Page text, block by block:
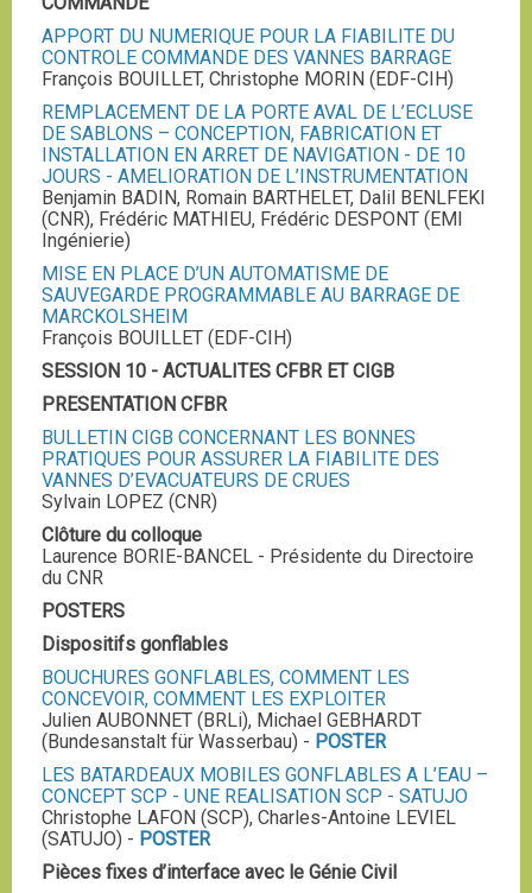
APPORT DU NUMERIQUE POUR LA FIABILITE DU
CONTROLE COMMANDE DES VANNES BARRAGE
François BOUILLET, Christophe MORIN (EDF-CIH)
REMPLACEMENT DE LA PORTE AVAL DE L’ECLUSE
DE SABLONS – CONCEPTION, FABRICATION ET
INSTALLATION EN ARRET DE NAVIGATION - DE 10
JOURS - AMELIORATION DE L’INSTRUMENTATION
Benjamin BADIN, Romain BARTHELET, Dalil BENLFEKI
(CNR), Frédéric MATHIEU, Frédéric DESPONT (EMI
Ingénierie)
MISE EN PLACE D’UN AUTOMATISME DE
SAUVEGARDE PROGRAMMABLE AU BARRAGE DE
MARCKOLSHEIM
François BOUILLET (EDF-CIH)
SESSION 10 - ACTUALITES CFBR ET CIGB
PRESENTATION CFBR
BULLETIN CIGB CONCERNANT LES BONNES
PRATIQUES POUR ASSURER LA FIABILITE DES
VANNES D’EVACUATEURS DE CRUES
Sylvain LOPEZ (CNR)
Clôture du colloque
Laurence BORIE-BANCEL - Présidente du Directoire
du CNR
POSTERS
Dispositifs gonflables
BOUCHURES GONFLABLES, COMMENT LES
CONCEVOIR, COMMENT LES EXPLOITER
Julien AUBONNET (BRLi), Michael GEBHARDT
(Bundesanstalt für Wasserbau) - POSTER
LES BATARDEAUX MOBILES GONFLABLES A L’EAU –
CONCEPT SCP - UNE REALISATION SCP - SATUJO
Christophe LAFON (SCP), Charles-Antoine LEVIEL
(SATUJO) - POSTER
Pièces fixes d’interface avec le Génie Civil